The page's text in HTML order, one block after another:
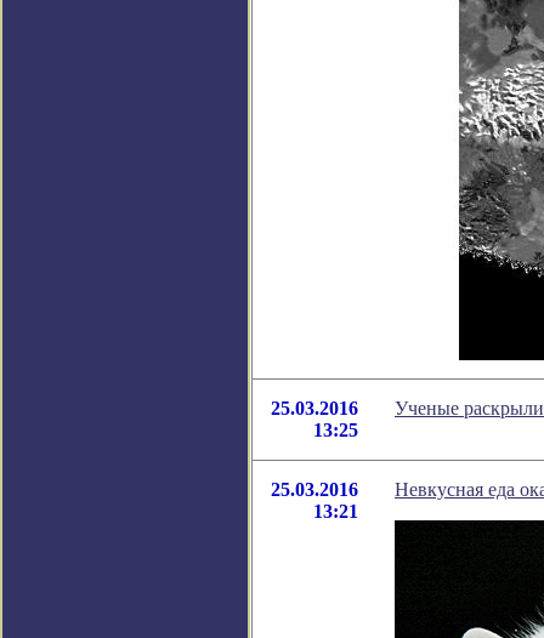
25.03.2016
13:25
Ученые раскрыли
25.03.2016
13:21
Невкусная еда